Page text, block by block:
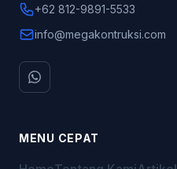
+62 812-9891-5533
info@megakontruksi.com
MENU CEPAT